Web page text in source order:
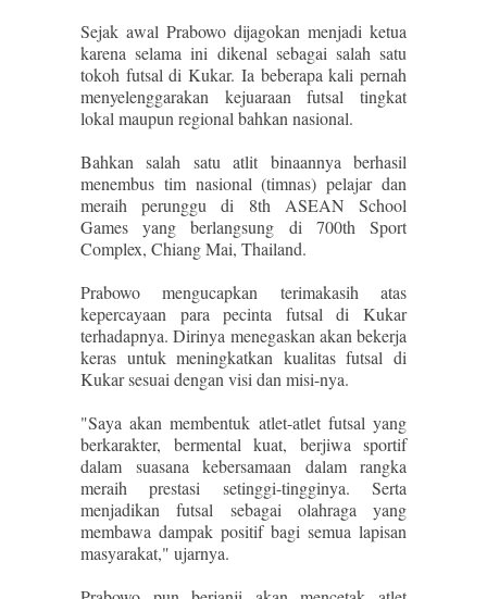
Sejak awal Prabowo dijagokan menjadi ketua
karena selama ini dikenal sebagai salah satu
tokoh futsal di Kukar. Ia beberapa kali pernah
menyelenggarakan kejuaraan futsal tingkat
lokal maupun regional bahkan nasional.
Bahkan salah satu atlit binaannya berhasil
menembus tim nasional (timnas) pelajar dan
meraih perunggu di 8th ASEAN School
Games yang berlangsung di 700th Sport
Complex, Chiang Mai, Thailand.
Prabowo mengucapkan terimakasih atas
kepercayaan para pecinta futsal di Kukar
terhadapnya. Dirinya menegaskan akan bekerja
keras untuk meningkatkan kualitas futsal di
Kukar sesuai dengan visi dan misi-nya.
"Saya akan membentuk atlet-atlet futsal yang
berkarakter, bermental kuat, berjiwa sportif
dalam suasana kebersamaan dalam rangka
meraih prestasi setinggi-tingginya. Serta
menjadikan futsal sebagai olahraga yang
membawa dampak positif bagi semua lapisan
masyarakat," ujarnya.